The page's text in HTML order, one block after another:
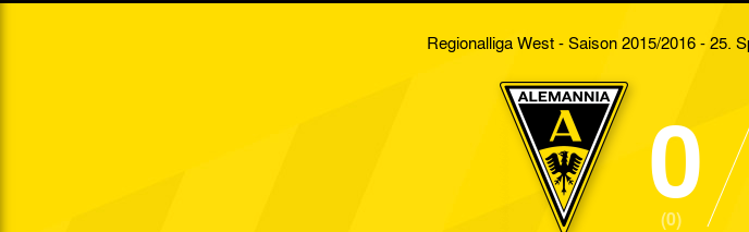
Ahnentafel
Regionalliga West - Saison 2015/2016 - 25.
0
(0)